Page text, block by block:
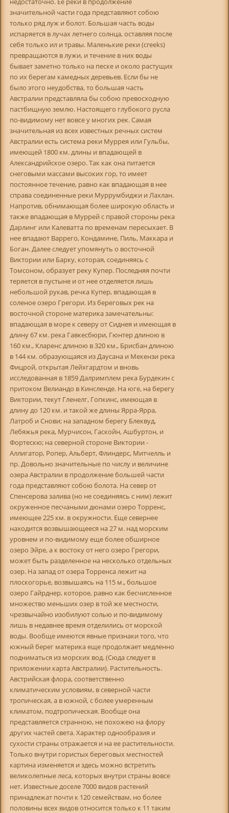
значительной части года представляют собою
только ряд луж и болот. Большая часть воды
испаряется в лучах летнего солнца, оставляя после
себя только ил и травы. Маленькие реки (creeks)
превращаются в лужи, и течение в них воды
бывает заметно только на песке и около растущих
по их берегам камедных деревьев. Если бы не
было этого неудобства, то большая часть
Австралии представляла бы собою превосходную
пастбищную землю. Настоящего глубокого русла
по-видимому нет вовсе у многих рек. Самая
значительная из всех известных речных систем
Австралии есть система реки Муррея или Гульбы,
имеющей 1800 км. длины и впадающей в
Александрийское озеро. Так как она питается
снеговыми массами высоких гор, то имеет
постоянное течение, равно как впадающая в нее
справа соединенные реки Муррумбиджи и Лахлан.
Напротив, обнимающая более широкую область и
также впадающая в Муррей с правой стороны река
Дарлинг или Калеватта по временам пересыхает. В
нее впадают Варрего, Кондамине, Пиль, Маккара и
Боган. Далее следует упомянуть о восточной
Виктории или Барку, которая, соединяясь с
Томсоном, образует реку Купер. Последняя почти
теряется в пустыне и от нее отделяется лишь
небольшой рукав, речка Купер, впадающая в
соленое озеро Грегори. Из береговых рек на
восточной стороне материка замечательны:
впадающая в море к северу от Сиднея и имеющая в
длину 67 км. река Гавкесбюри, Гюнтер длиною в
160 км., Кларенс длиною в 320 км., Брисбан длиною
в 144 км. образующаяся из Даусана и Мекензи река
Фицрой, открытая Лейхгардтом и вновь
исследованная в 1859 Далримплем река Бурдекин с
притоком Велиандо в Кинсленде. На юге, на берегу
Виктории, текут Гленелг, Гопкинс, имеющая в
длину до 120 км. и такой же длины Ярра-Ярра,
Латроб и Снови; на западном берегу Блеквуд,
Лебяжья река, Мурчисон, Гаскойн, Ашбуртон, и
Фортескю; на северной стороне Виктории -
Аллигатор, Ропер, Альберт, Флиндерс, Митчелль и
пр. Довольно значительные по числу и величине
озера Австралии в продолжение большей части
года представляют собою болота. На север от
Спенсерова залива (но не соединяясь с ним) лежит
окруженное песчаными дюнами озеро Торренс,
имеющее 225 км. в окружности. Еще севернее
находится возвышающееся на 27 м. над морским
уровнем и по-видимому еще более обширное
озеро Эйре, а к востоку от него озеро Грегори,
может быть разделенное на несколько отдельных
озер. На запад от озера Торренса лежит на
плоскогорье, возвышаясь на 115 м., большое
озеро Гайрднер, которое, равно как бесчисленное
множество меньших озер в той же местности,
чрезвычайно изобилуют солью и по-видимому
лишь в недавнее время отделились от морской
воды. Вообще имеются явные признаки того, что
южный берег материка еще продолжает медленно
подниматься из морских вод. (Сюда следует в
приложении карта Австралии). Растительность.
Австрийская флора, соответственно
климатическим условиям, в северной части
тропическая, а в южной, с более умеренным
климатом, подтропическая. Вообще она
представляется странною, не похожею на флору
других частей света. Характер однообразия и
сухости страны отражается и на ее растительности.
Только внутри гористых береговых местностей
картина изменяется и здесь можно встретить
великолепные леса, которых внутри страны вовсе
нет. Известные доселе 7000 видов растений
принадлежат почти к 120 семействам, но более
половины всех видов относится только к 11 таким